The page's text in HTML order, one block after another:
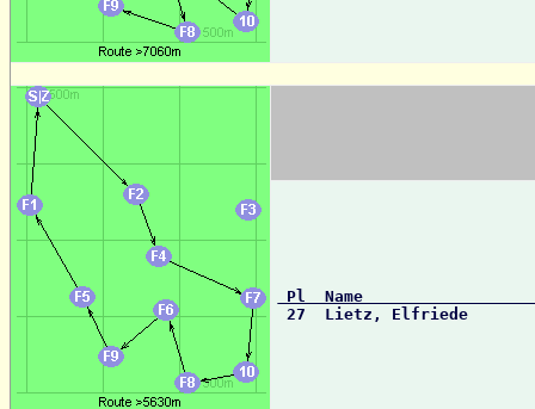
Pl  Name
27  Lietz, Elfriede